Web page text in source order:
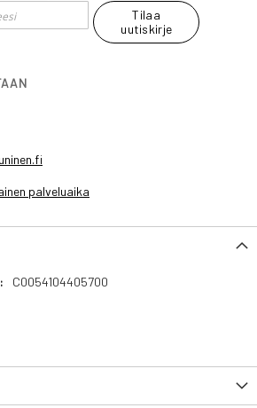
Tilaa
uutiskirje
palveluaika
C0054104405700